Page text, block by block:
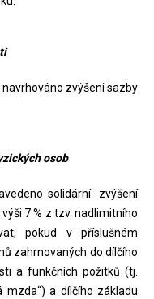
zvýšení sazby
osob
solidární zvýšení
7 % z tzv. nadlimitního
pokud v příslušném
zahrnovaných do dílčího
a funkčních požitků (tj.
mzda“) a dílčího základu